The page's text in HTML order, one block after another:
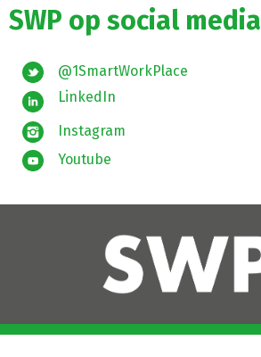
SWP op social media
@1SmartWorkPlace
LinkedIn
Instagram
Youtube